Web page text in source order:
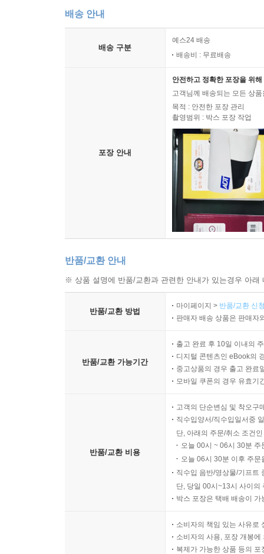
배송 안내
배송 구분
예스24 배송
배송비 : 무료배송
포장 안내
안전하고 정확한 포장을 위
고객님께 배송되는 모든 상
목적 : 안전한 포장 관리
촬영범위 : 박스 포장 작업
반품/교환 안내
※ 상품 설명에 반품/교환과 관련한 안내가 있는경우 아
반품/교환 방법
마이페이지 > 반품/교환 신
판매자 배송 상품은 판매자
반품/교환 가능기간
출고 완료 후 10일 이내의
디지털 콘텐츠인 eBook의
중고상품의 경우 출고 완료
모바일 쿠폰의 경우 유효기
반품/교환 비용
고객의 단순변심 및 착오구
직수입양서/직수입일서중
단, 아래의 주문/취소 조건
오늘 00시 ~ 06시 30분
오늘 06시 30분 이후 주
직수입 음반/영상물/기프트
단, 당일 00시~13시 사이의
박스 포장은 택배 배송이
소비자의 책임 있는 사유로
소비자의 사용, 포장 개봉
복제가 가능한 상품 등의